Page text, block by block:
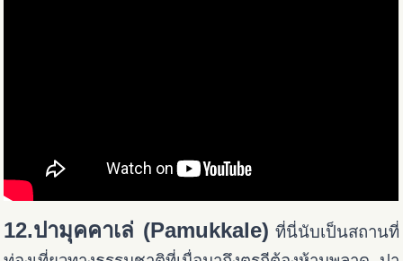
12.ปามุคคาเล่ (Pamukkale) ที่นี่นับเป็นสถานที่